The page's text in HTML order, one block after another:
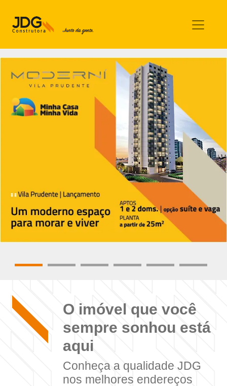
Contato
Sobre nós
Blog
O imóvel que você
sempre sonhou está
aqui
Conheça a qualidade JDG
nos melhores endereços